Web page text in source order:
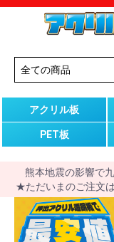
アクリル板
PET板
熊本地震の影響で
★ただいまのご注文